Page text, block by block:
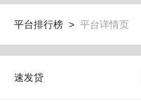
平台排行榜 > 平台详情页
速发贷